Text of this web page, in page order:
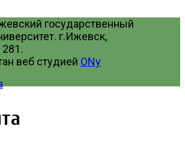
государственный
г.Ижевск,
веб студией ONy